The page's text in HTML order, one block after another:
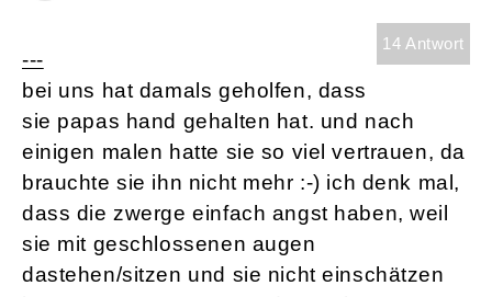
14 Antwort
---
bei uns hat damals geholfen, dass
sie papas hand gehalten hat. und nach
einigen malen hatte sie so viel vertrauen, da
brauchte sie ihn nicht mehr :-) ich denk mal,
dass die zwerge einfach angst haben, weil
sie mit geschlossenen augen
dastehen/sitzen und sie nicht einschätzen